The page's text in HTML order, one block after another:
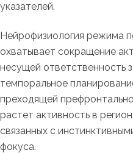
указателей.
Нейрофизиология режима
охватывает сокращение
несущей ответственность
темпоральное
преходящей
растет активность в
связанных с
фокуса.